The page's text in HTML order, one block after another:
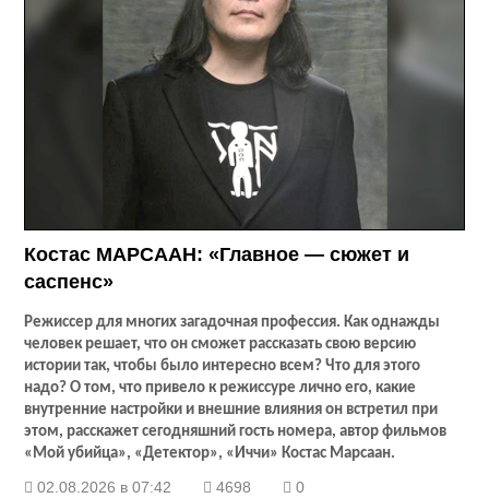
Костас МАРСААН: «Главное — сюжет и
саспенс»
Режиссер для многих загадочная профессия. Как однажды
человек решает, что он сможет рассказать свою версию
истории так, чтобы было интересно всем? Что для этого
надо? О том, что привело к режиссуре лично его, какие
внутренние настройки и внешние влияния он встретил при
этом, расскажет сегодняшний гость номера, автор фильмов
«Мой убийца», «Детектор», «Иччи» Костас Марсаан.
02.08.2026 в 07:42 4698 0